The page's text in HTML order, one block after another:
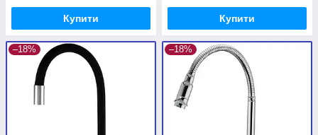
Купити Купити
–18% –18%